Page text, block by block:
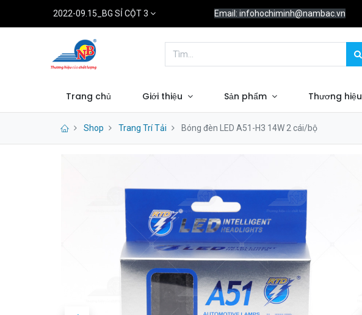
2022-09.15_BG SỈ CỘT 3 Email: infohochiminh@nambac.vn
Trang chủ Giới thiệu Sản phẩm Thương hiệu
Shop Trang Trí Tải Bóng đèn LED A51-H3 14W 2 cái/bộ